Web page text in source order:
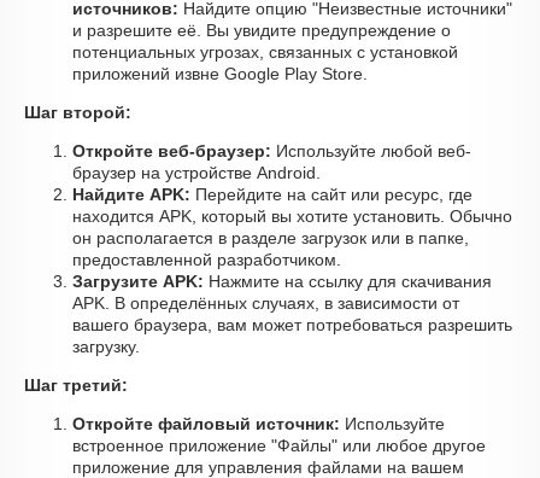
источников: Найдите опцию "Неизвестные источники"
и разрешите её. Вы увидите предупреждение о
потенциальных угрозах, связанных с установкой
приложений извне Google Play Store.
Шаг второй:
Откройте веб-браузер: Используйте любой веб-
браузер на устройстве Android.
Найдите APK: Перейдите на сайт или ресурс, где
находится APK, который вы хотите установить. Обычно
он располагается в разделе загрузок или в папке,
предоставленной разработчиком.
Загрузите APK: Нажмите на ссылку для скачивания
APK. В определённых случаях, в зависимости от
вашего браузера, вам может потребоваться разрешить
загрузку.
Шаг третий:
Откройте файловый источник: Используйте
встроенное приложение "Файлы" или любое другое
приложение для управления файлами на вашем